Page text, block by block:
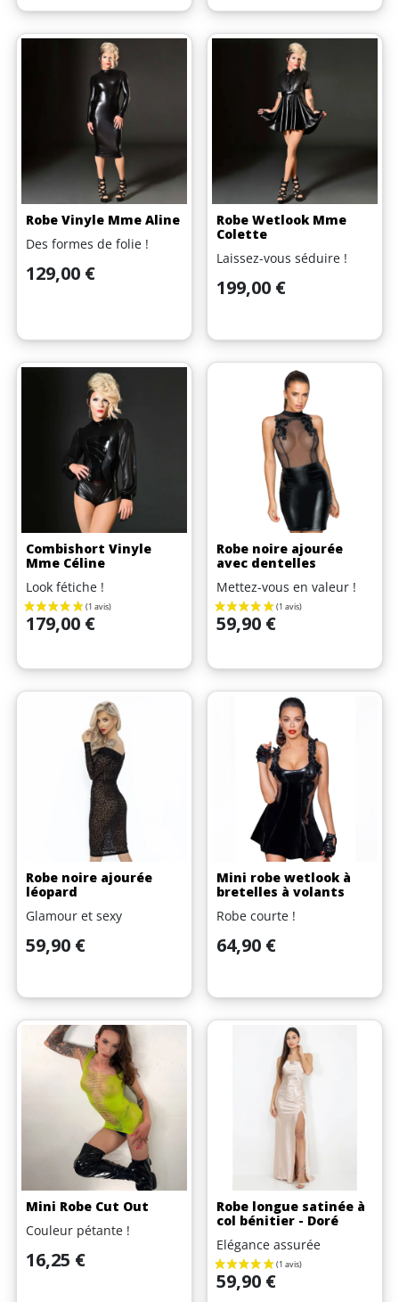
Robe Vinyle Mme Aline
Des formes de folie !
Prix
129,00 €
Robe Wetlook Mme
Colette
Laissez-vous séduire !
Prix
199,00 €
Combishort Vinyle
Mme Céline
Look fétiche !
Prix
179,00 €
Robe noire ajourée
avec dentelles
Mettez-vous en valeur !
Prix
59,90 €
Robe noire ajourée
léopard
Glamour et sexy
Prix
59,90 €
Mini robe wetlook à
bretelles à volants
Robe courte !
Prix
64,90 €
Mini Robe Cut Out
Couleur pétante !
Prix
16,25 €
Robe longue satinée à
col bénitier - Doré
Elégance assurée
Prix
59,90 €